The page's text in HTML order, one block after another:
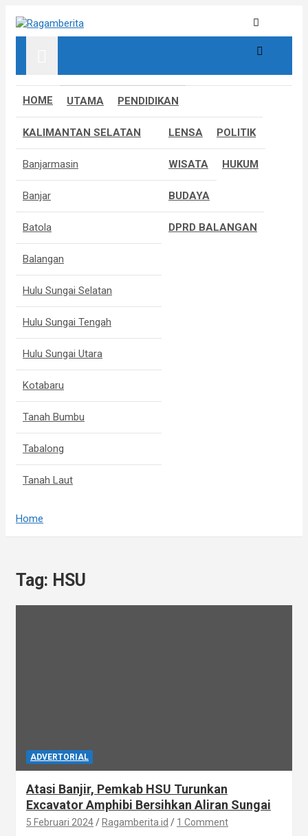
Ragamberita
Informatif, Edukatif & Inpiratif
HOME UTAMA PENDIDIKAN
KALIMANTAN SELATAN
Banjarmasin
Banjar
Batola
Balangan
Hulu Sungai Selatan
Hulu Sungai Tengah
Hulu Sungai Utara
Kotabaru
Tanah Bumbu
Tabalong
Tanah Laut
LENSA POLITIK
WISATA HUKUM
BUDAYA
DPRD BALANGAN
Home
Tag: HSU
ADVERTORIAL
Atasi Banjir, Pemkab HSU Turunkan
Excavator Amphibi Bersihkan Aliran Sungai
5 Februari 2024 Ragamberita.id 1 Comment